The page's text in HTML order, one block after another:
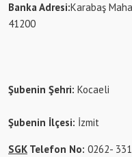
Banka Adresi:Karabaş
41200
Şubenin Şehri: Kocaeli
Şubenin İlçesi: İzmit
SGK Telefon No: 0262-